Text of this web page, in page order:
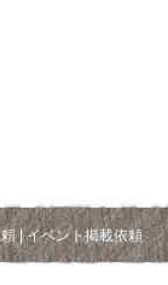
|イベント掲載依頼